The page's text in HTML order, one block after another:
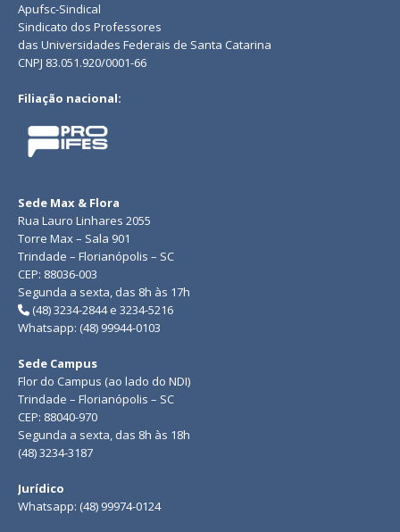
Apufsc-Sindical
Sindicato dos Professores
das Universidades Federais de Santa Catarina
CNPJ 83.051.920/0001-66
Filiação nacional:
Sede Max & Flora
Rua Lauro Linhares 2055
Torre Max – Sala 901
Trindade – Florianópolis – SC
CEP: 88036-003
Segunda a sexta, das 8h às 17h
(48) 3234-2844 e 3234-5216
Whatsapp: (48) 99944-0103
Sede Campus
Flor do Campus (ao lado do NDI)
Trindade – Florianópolis – SC
CEP: 88040-970
Segunda a sexta, das 8h às 18h
(48) 3234-3187
Jurídico
Whatsapp: (48) 99974-0124